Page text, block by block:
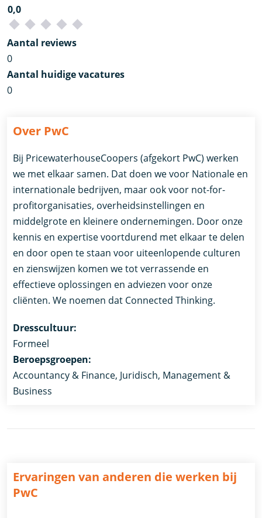
0,0
Aantal reviews
0
Aantal huidige vacatures
0
Over PwC
Bij PricewaterhouseCoopers (afgekort PwC) werken
we met elkaar samen. Dat doen we voor Nationale en
internationale bedrijven, maar ook voor not-for-
profitorganisaties, overheidsinstellingen en
middelgrote en kleinere ondernemingen. Door onze
kennis en expertise voortdurend met elkaar te delen
en door open te staan voor uiteenlopende culturen
en zienswijzen komen we tot verrassende en
effectieve oplossingen en adviezen voor onze
cliënten. We noemen dat Connected Thinking.
Dresscultuur:
Formeel
Beroepsgroepen:
Accountancy & Finance, Juridisch, Management &
Business
Ervaringen van anderen die werken bij
PwC